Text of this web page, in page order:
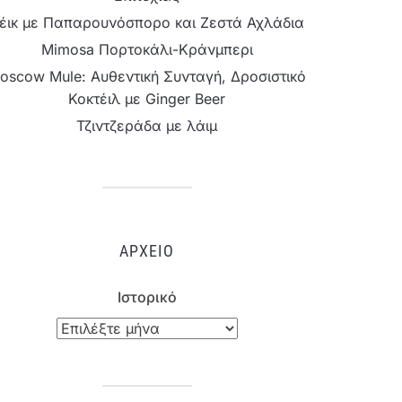
με Παπαρουνόσπορο και Ζεστά Αχλάδια
Mimosa Πορτοκάλι-Κράνμπερι
Mule: Αυθεντική Συνταγή, Δροσιστικό
Κοκτέιλ με Ginger Beer
Τζιντζεράδα με λάιμ
ΑΡΧΕΊΟ
Ιστορικό